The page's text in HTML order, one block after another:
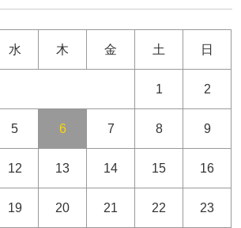
水 木 金 土 日
1 2
5 6 7 8 9
12 13 14 15 16
19 20 21 22 23